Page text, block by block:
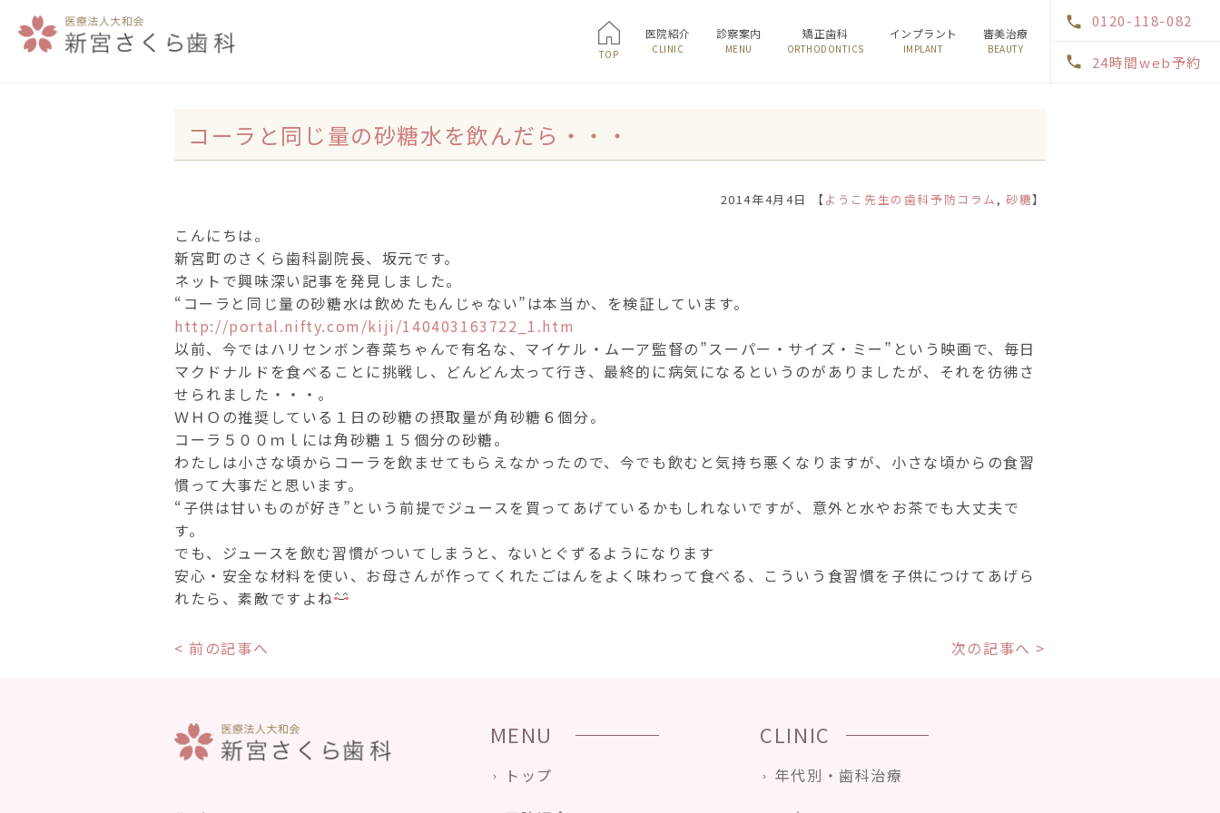
TOP
医院紹介
CLINIC
診察案内
MENU
矯正歯科
ORTHODONTICS
インプラント
IMPLANT
審美治療
BEAUTY
0120-118-082
24時間web予約
コーラと同じ量の砂糖水を飲んだら・・・
2014年4月4日 【ようこ先生の歯科予防コラム ,砂糖】
こんにちは。
新宮町のさくら歯科副院長、坂元です。
ネットで興味深い記事を発見しました。
“コーラと同じ量の砂糖水は飲めたもんじゃない”は本当か、を検証しています。
http://portal.nifty.com/kiji/140403163722_1.htm
以前、今ではハリセンボン春菜ちゃんで有名な、マイケル・ムーア監督の”スーパー・サイズ・ミー”という映画で、毎日
マクドナルドを食べることに挑戦し、どんどん太って行き、最終的に病気になるというのがありましたが、それを彷彿さ
せられました・・・。
ＷＨＯの推奨している１日の砂糖の摂取量が角砂糖６個分。
コーラ５００ｍｌには角砂糖１５個分の砂糖。
わたしは小さな頃からコーラを飲ませてもらえなかったので、今でも飲むと気持ち悪くなりますが、小さな頃からの食習
慣って大事だと思います。
“子供は甘いものが好き”という前提でジュースを買ってあげているかもしれないですが、意外と水やお茶でも大丈夫で
す。
でも、ジュースを飲む習慣がついてしまうと、ないとぐずるようになります
安心・安全な材料を使い、お母さんが作ってくれたごはんをよく味わって食べる、こういう食習慣を子供につけてあげら
れたら、素敵ですよね
< 前の記事へ 次の記事へ >
MENU
トップ
CLINIC
年代別・歯科治療